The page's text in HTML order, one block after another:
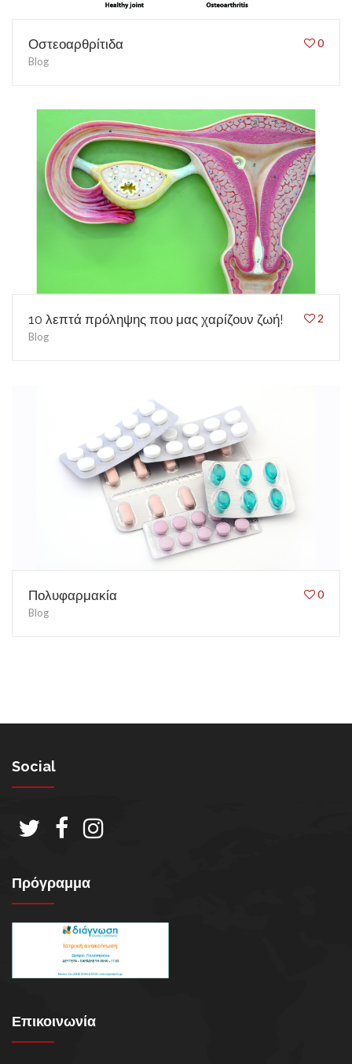
0
Οστεοαρθρίτιδα
Blog
2
10 λεπτά πρόληψης που μας χαρίζουν ζωή!
Blog
0
Πολυφαρμακία
Blog
Social
Πρόγραμμα
Επικοινωνία